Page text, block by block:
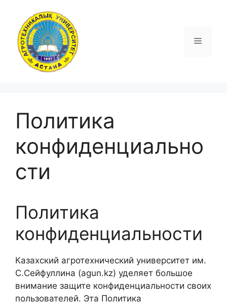
содержимому
Меню
Политика
конфиденциально
сти
Политика
конфиденциальности
Казахский агротехнический университет им.
С.Сейфуллина (agun.kz) уделяет большое
внимание защите конфиденциальности своих
пользователей. Эта Политика